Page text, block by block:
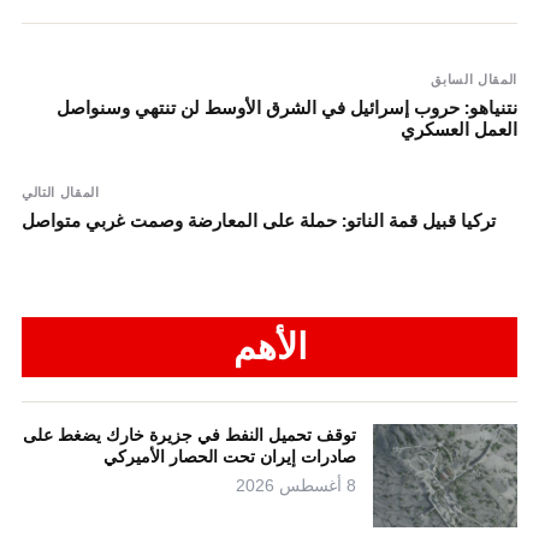
المقال السابق
نتنياهو: حروب إسرائيل في الشرق الأوسط لن تنتهي وسنواصل
العمل العسكري
المقال التالي
تركيا قبيل قمة الناتو: حملة على المعارضة وصمت غربي متواصل
الأهم
توقف تحميل النفط في جزيرة خارك يضغط على
صادرات إيران تحت الحصار الأميركي
8 أغسطس 2026